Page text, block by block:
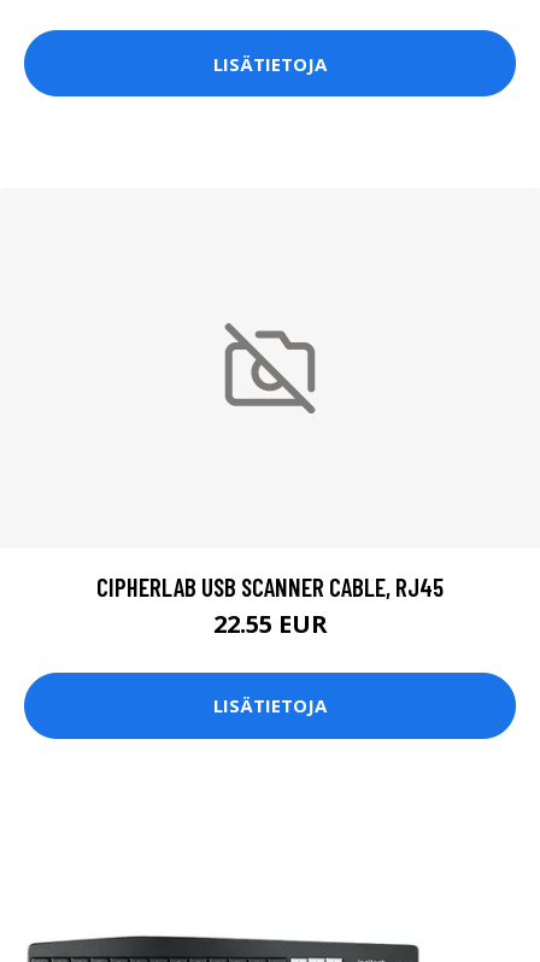
LISÄTIETOJA
CIPHERLAB USB SCANNER CABLE, RJ45
22.55 EUR
LISÄTIETOJA